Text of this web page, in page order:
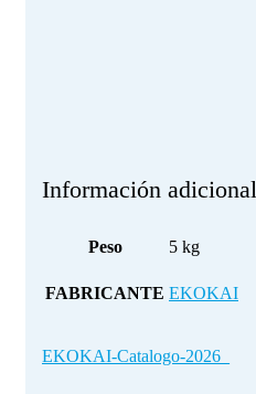
Información adicional
Peso 5 kg
FABRICANTE EKOKAI
EKOKAI-Catalogo-2026_